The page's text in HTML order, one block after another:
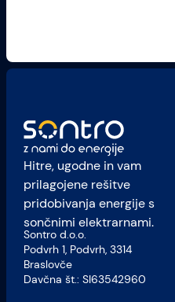
Hitre, ugodne in vam
prilagojene rešitve
pridobivanja energije s
sončnimi elektrarnami.
Sontro d.o.o.
Podvrh 1, Podvrh, 3314
Braslovče
Davčna št.: SI63542960